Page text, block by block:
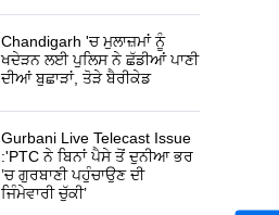
Chandigarh 'ਚ ਮੁਲਾਜ਼ਮਾਂ ਨੂੰ
ਖਦੇੜਨ ਲਈ ਪੁਲਿਸ ਨੇ ਛੱਡੀਆਂ ਪਾਣੀ
ਦੀਆਂ ਬੁਛਾੜਾਂ, ਤੋੜੇ ਬੈਰੀਕੇਡ
Gurbani Live Telecast Issue
:'PTC ਨੇ ਬਿਨਾਂ ਪੈਸੇ ਤੋਂ ਦੁਨੀਆ ਭਰ
’ਚ ਗੁਰਬਾਣੀ ਪਹੁੰਚਾਉਣ ਦੀ
ਜਿੰਮੇਵਾਰੀ ਚੁੱਕੀ’